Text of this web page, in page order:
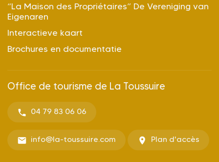
“La Maison des Propriétaires” De Vereniging van
Eigenaren
Interactieve kaart
Brochures en documentatie
Office de tourisme de La Toussuire
04 79 83 06 06
info@la-toussuire.com Plan d'accès